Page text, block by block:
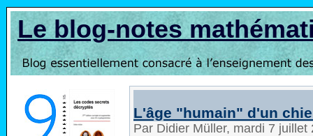
Le blog-notes
L'âge "humain" d'un
Par Didier Müller, mardi 7